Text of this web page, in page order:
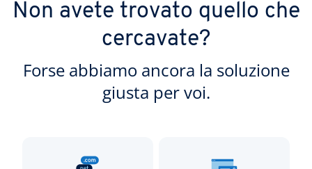
Non avete trovato quello che
cercavate?
Forse abbiamo ancora la soluzione
giusta per voi.